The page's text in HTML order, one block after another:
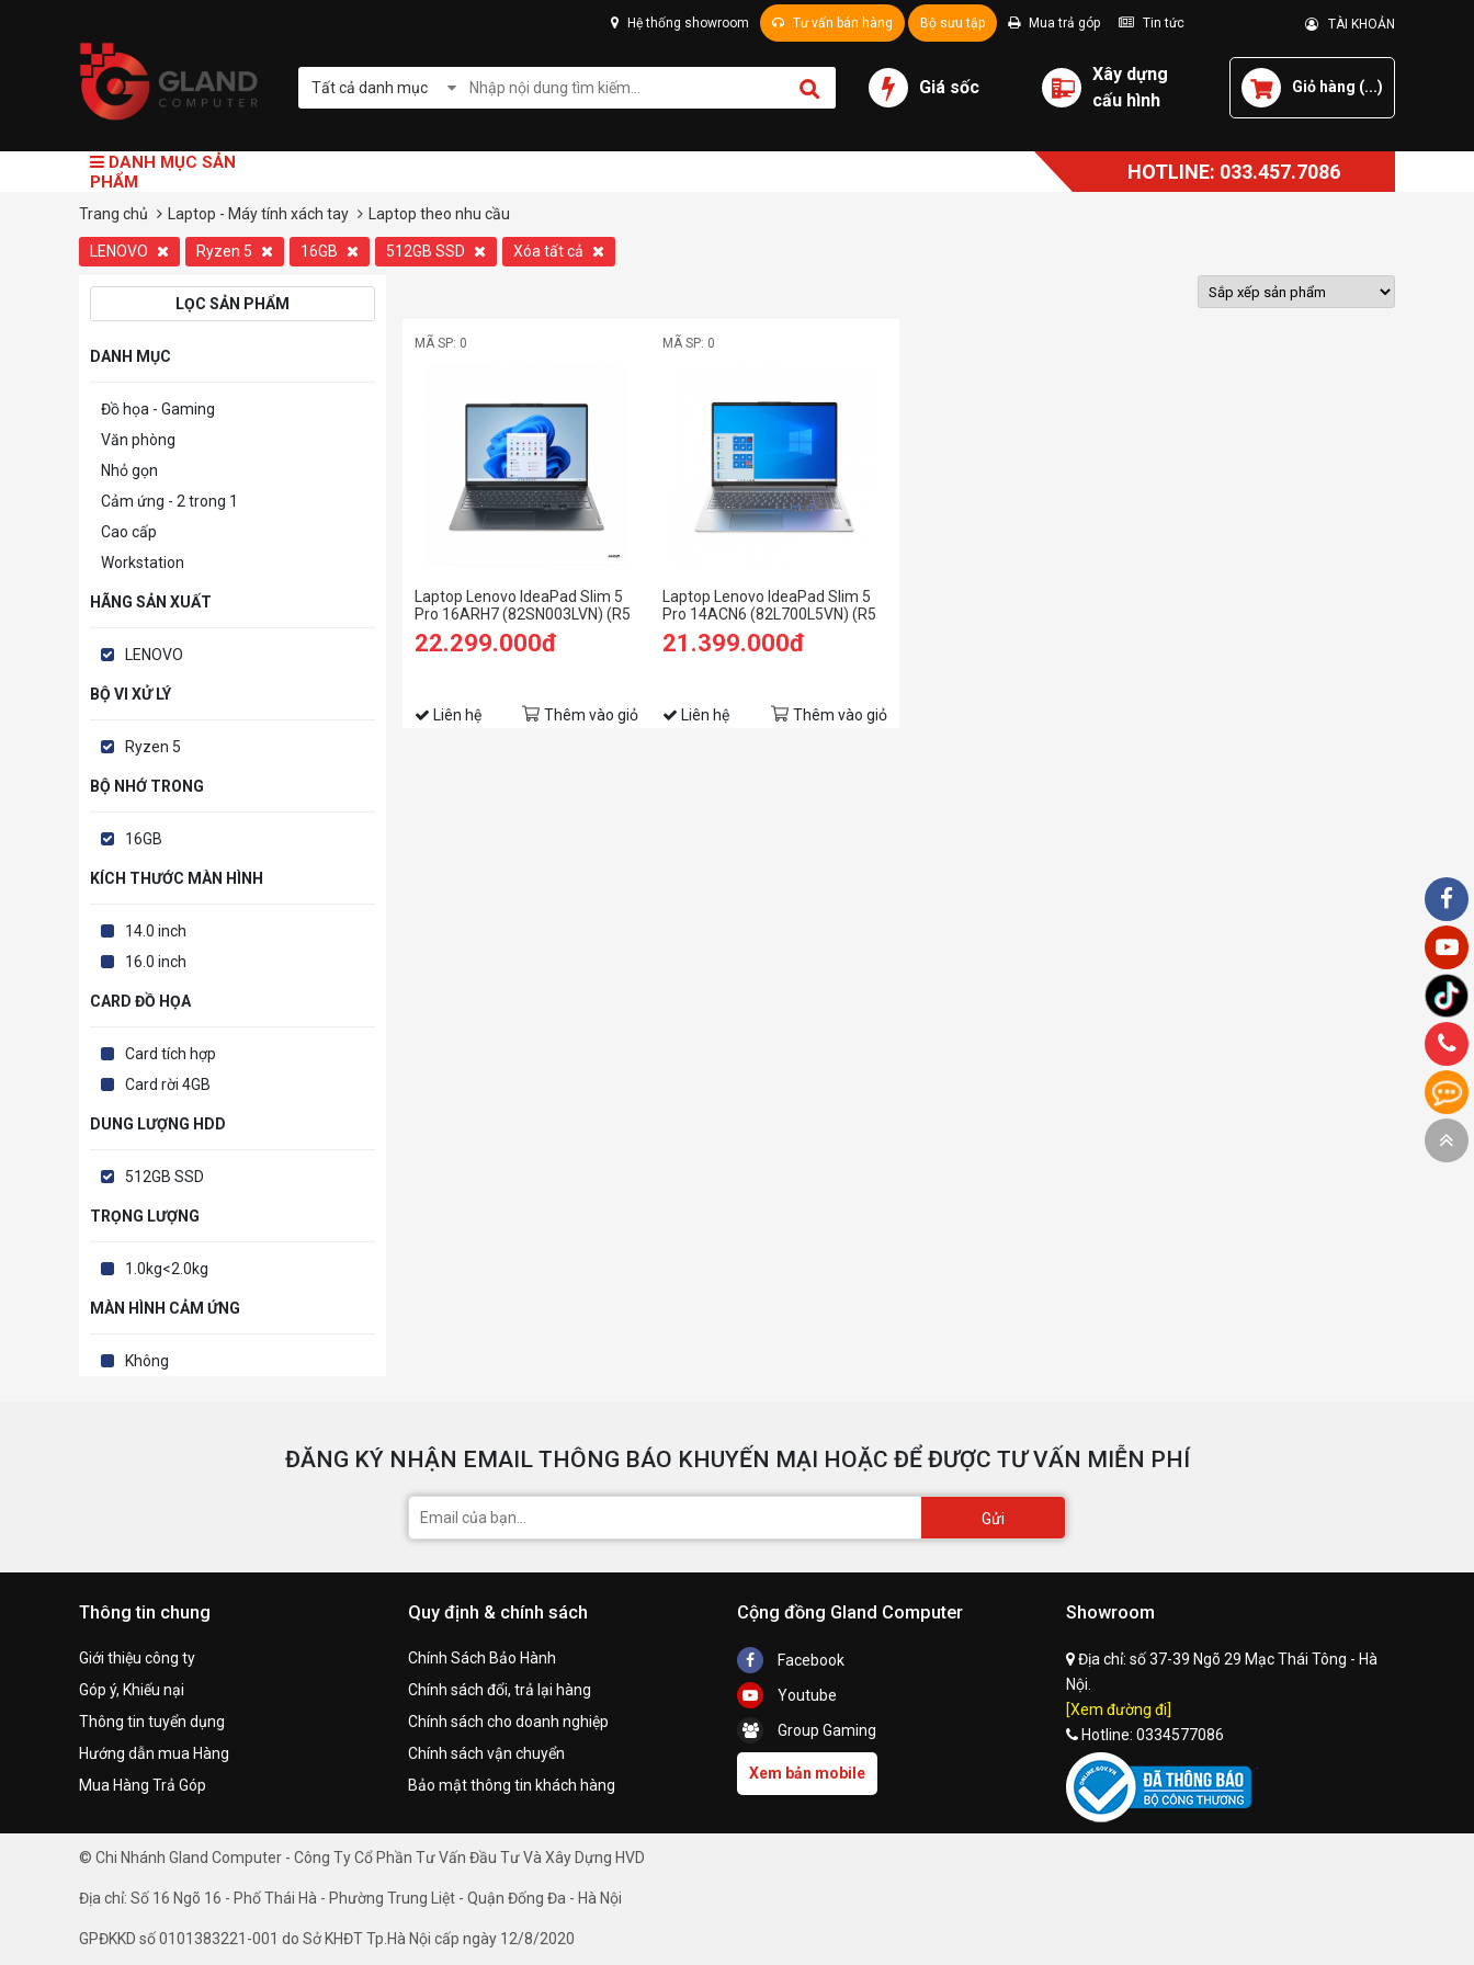
Hệ thống showroom Tư vấn bán hàng Bộ sưu tập Mua trả góp Tin tức TÀI KHOẢN
Tất cả danh mục Giá sốc
Xây dựng
cấu hình
Giỏ hàng (...)
DANH MỤC SẢN
PHẨM
HOTLINE: 033.457.7086
Trang chủ Laptop - Máy tính xách tay Laptop theo nhu cầu
LENOVO Ryzen 5 16GB 512GB SSD Xóa tất cả
LỌC SẢN PHẨM
DANH MỤC
Đồ họa - Gaming
Văn phòng
Nhỏ gọn
Cảm ứng - 2 trong 1
Cao cấp
Workstation
HÃNG SẢN XUẤT
LENOVO
BỘ VI XỬ LÝ
Ryzen 5
BỘ NHỚ TRONG
16GB
KÍCH THƯỚC MÀN HÌNH
14.0 inch
16.0 inch
CARD ĐỒ HỌA
Card tích hợp
Card rời 4GB
DUNG LƯỢNG HDD
512GB SSD
TRỌNG LƯỢNG
1.0kg<2.0kg
MÀN HÌNH CẢM ỨNG
Không
MÃ SP: 0
Laptop Lenovo IdeaPad Slim 5
Pro 16ARH7 (82SN003LVN) (R5
6600HS/16GB RAM/512GB
SSD/16 WQXGA
22.299.000đ
Liên hệ Thêm vào giỏ
MÃ SP: 0
Laptop Lenovo IdeaPad Slim 5
Pro 14ACN6 (82L700L5VN) (R5
5600U/16GB RAM/512GB
SSD/14 2.2K/Win11/Xám)
21.399.000đ
Liên hệ Thêm vào giỏ
ĐĂNG KÝ NHẬN EMAIL THÔNG BÁO KHUYẾN MẠI HOẶC ĐỂ ĐƯỢC TƯ VẤN MIỄN PHÍ
Gửi
Thông tin chung
Giới thiệu công ty
Góp ý, Khiếu nại
Thông tin tuyển dụng
Hướng dẫn mua Hàng
Mua Hàng Trả Góp
Quy định & chính sách
Chính Sách Bảo Hành
Chính sách đổi, trả lại hàng
Chính sách cho doanh nghiệp
Chính sách vận chuyển
Bảo mật thông tin khách hàng
Cộng đồng Gland Computer
Facebook
Youtube
Group Gaming
Xem bản mobile
Showroom
Địa chỉ: số 37-39 Ngõ 29 Mạc Thái Tông - Hà
Nội.
[Xem đường đi]
Hotline: 0334577086
© Chi Nhánh Gland Computer - Công Ty Cổ Phần Tư Vấn Đầu Tư Và Xây Dựng HVD
Địa chỉ: Số 16 Ngõ 16 - Phố Thái Hà - Phường Trung Liệt - Quận Đống Đa - Hà Nội
GPĐKKD số 0101383221-001 do Sở KHĐT Tp.Hà Nội cấp ngày 12/8/2020